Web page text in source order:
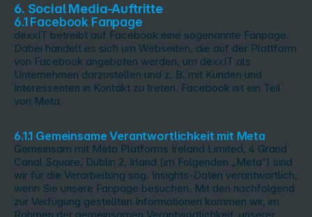
6. Social Media-Auftritte
6.1 Facebook Fanpage
dexxIT betreibt auf Facebook eine sogenannte Fanpage.
Dabei handelt es sich um Webseiten, die auf der Plattform
von Facebook angeboten werden, um dexxIT als
Unternehmen darzustellen und z. B. mit Kunden und
Interessenten in Kontakt zu treten. Facebook ist ein Teil
von Meta.
6.1.1 Gemeinsame Verantwortlichkeit mit Meta
Gemeinsam mit Meta Platforms Ireland Limited, 4 Grand
Canal Square, Dublin 2, Irland (im Folgenden „Meta“) sind
wir für die Verarbeitung sog. Insights-Daten verantwortlich,
wenn Sie unsere Fanpage besuchen. Mit den nachfolgend
zur Verfügung gestellten Informationen kommen wir, im